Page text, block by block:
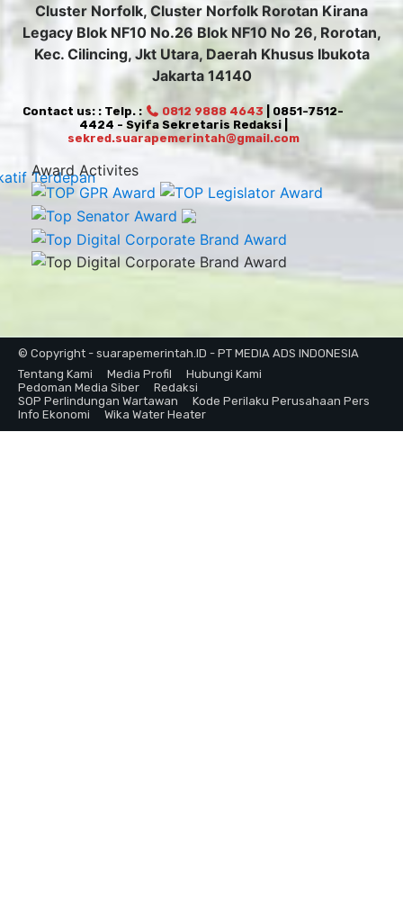
Cluster Norfolk, Cluster Norfolk Rorotan Kirana
Legacy Blok NF10 No.26 Blok NF10 No 26, Rorotan,
Kec. Cilincing, Jkt Utara, Daerah Khusus Ibukota
Jakarta 14140
Contact us: : Telp. : 0812 9888 4643 | 0851-7512-
4424 - Syifa Sekretaris Redaksi |
sekred.suarapemerintah@gmail.com
Award Activites
© Copyright - suarapemerintah.ID - PT MEDIA ADS INDONESIA
Tentang Kami
Media Profil
Hubungi Kami
Pedoman Media Siber
Redaksi
SOP Perlindungan Wartawan
Kode Perilaku Perusahaan Pers
Info Ekonomi
Wika Water Heater